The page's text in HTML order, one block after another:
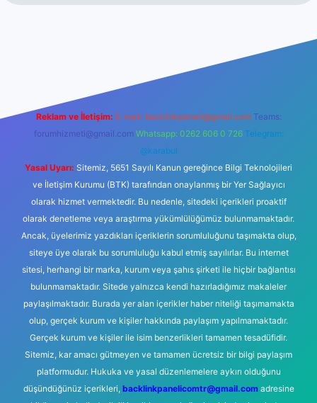
Reklam ve İletişim: E-mail: backlinkpaneli@gmail.com Teams:
forumhizmeti@gmail.com Whatsapp: 0262 606 0 726 Telegram:
@karabul
Yasal Uyarı: Sitemiz, 5651 Sayılı Kanun gereğince Bilgi Teknolojileri
ve İletişim Kurumu (BTK) tarafından onaylanmış bir Yer Sağlayıcı
olarak hizmet vermektedir. Bu nedenle, sitedeki içerikleri proaktif
olarak denetleme veya araştırma yükümlülüğümüz bulunmamaktadır.
Ancak, üyelerimiz yazdıkları içeriklerin sorumluluğunu taşımakta olup,
siteye üye olarak bu sorumluluğu kabul etmiş sayılırlar. Bu internet
sitesi, herhangi bir marka, kurum veya şahıs şirketi ile hiçbir bağlantısı
bulunmamaktadır. Sitede yalnızca kendi hazırladığımız makaleler
paylaşılmaktadır. Burada yer alan içerikler haber niteliği taşımamakta
olup, gerçek kurum ve kişiler hakkında paylaşım yapılmamaktadır.
Gerçek kurum ve kişiler ile isim benzerlikleri tamamen tesadüfidir.
Sitemiz, kar amacı gütmeyen ve tamamen ücretsiz bir bilgi paylaşım
platformudur. Hukuka ve yasal düzenlemelere aykırı olduğunu
düşündüğünüz içerikleri, backlinkpanelicomtr@gmail.comadresine